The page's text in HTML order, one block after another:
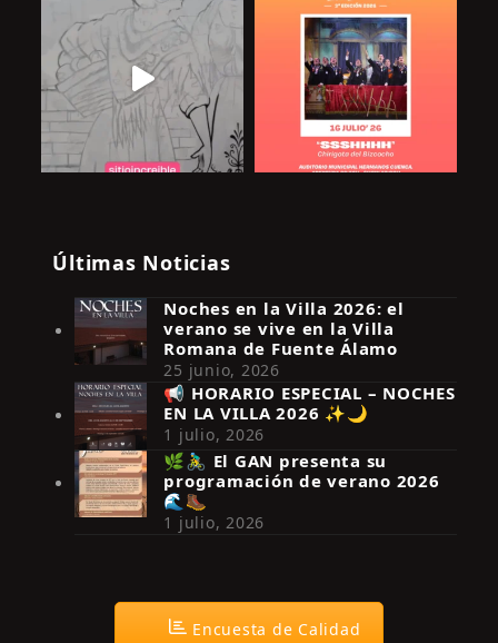
Síguenos en Instagram
Últimas Noticias
Noches en la Villa 2026: el
verano se vive en la Villa
Romana de Fuente Álamo
25 junio, 2026
📢 HORARIO ESPECIAL – NOCHES
EN LA VILLA 2026 ✨🌙
1 julio, 2026
🌿🚴‍♂️ El GAN presenta su
programación de verano 2026
🌊🥾
1 julio, 2026
Encuesta de Calidad